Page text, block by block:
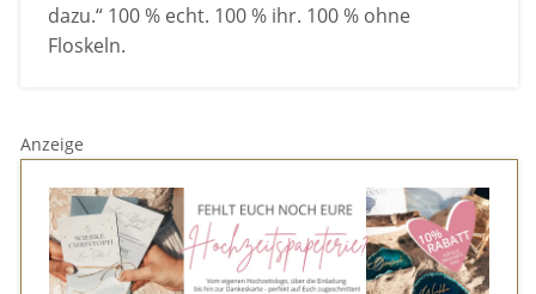
dazu.“ 100 % echt. 100 % ihr. 100 % ohne
Floskeln.
Anzeige